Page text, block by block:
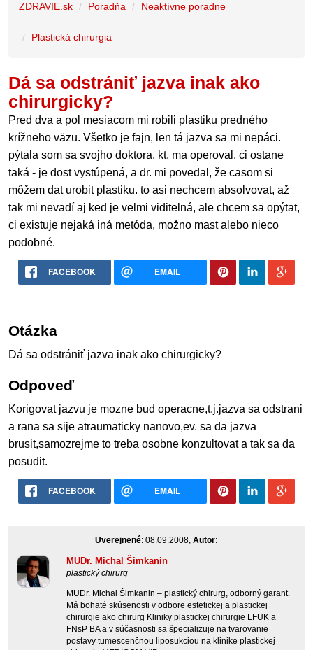
ZDRAVIE.sk Poradňa Neaktívne poradne
Plastická chirurgia
Dá sa odstrániť jazva inak ako
chirurgicky?
Pred dva a pol mesiacom mi robili plastiku predného
krížneho väzu. Všetko je fajn, len tá jazva sa mi nepáci.
pýtala som sa svojho doktora, kt. ma operoval, ci ostane
taká - je dost vystúpená, a dr. mi povedal, že casom si
môžem dat urobit plastiku. to asi nechcem absolvovat, až
tak mi nevadí aj ked je velmi viditelná, ale chcem sa opýtat,
ci existuje nejaká iná metóda, možno mast alebo nieco
podobné.
FACEBOOK EMAIL
Otázka
Dá sa odstrániť jazva inak ako chirurgicky?
Odpoveď
Korigovat jazvu je mozne bud operacne,t.j.jazva sa odstrani
a rana sa sije atraumaticky nanovo,ev. sa da jazva
brusit,samozrejme to treba osobne konzultovat a tak sa da
posudit.
FACEBOOK EMAIL
Uverejnené: 08.09.2008, Autor:
MUDr. Michal Šimkanin
plastický chirurg
MUDr. Michal Šimkanin – plastický chirurg, odborný garant.
Má bohaté skúsenosti v odbore estetickej a plastickej
chirurgie ako chirurg Kliniky plastickej chirurgie LFUK a
FNsP BA a v súčasnosti sa špecializuje na tvarovanie
postavy tumescenčnou liposukciou na klinike plastickej